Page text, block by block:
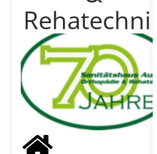
Rehatechnik